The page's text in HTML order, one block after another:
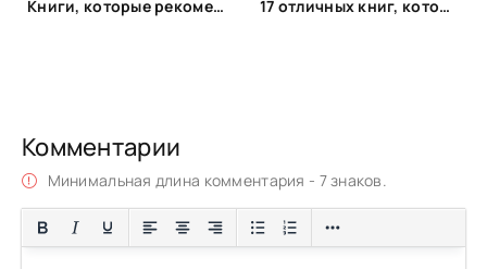
Книги, которые рекомендует Яна Вагнер 17 отличных книг, которые вы могли пропустить. Что почитать интересного
Комментарии
Минимальная длина комментария - 7 знаков.